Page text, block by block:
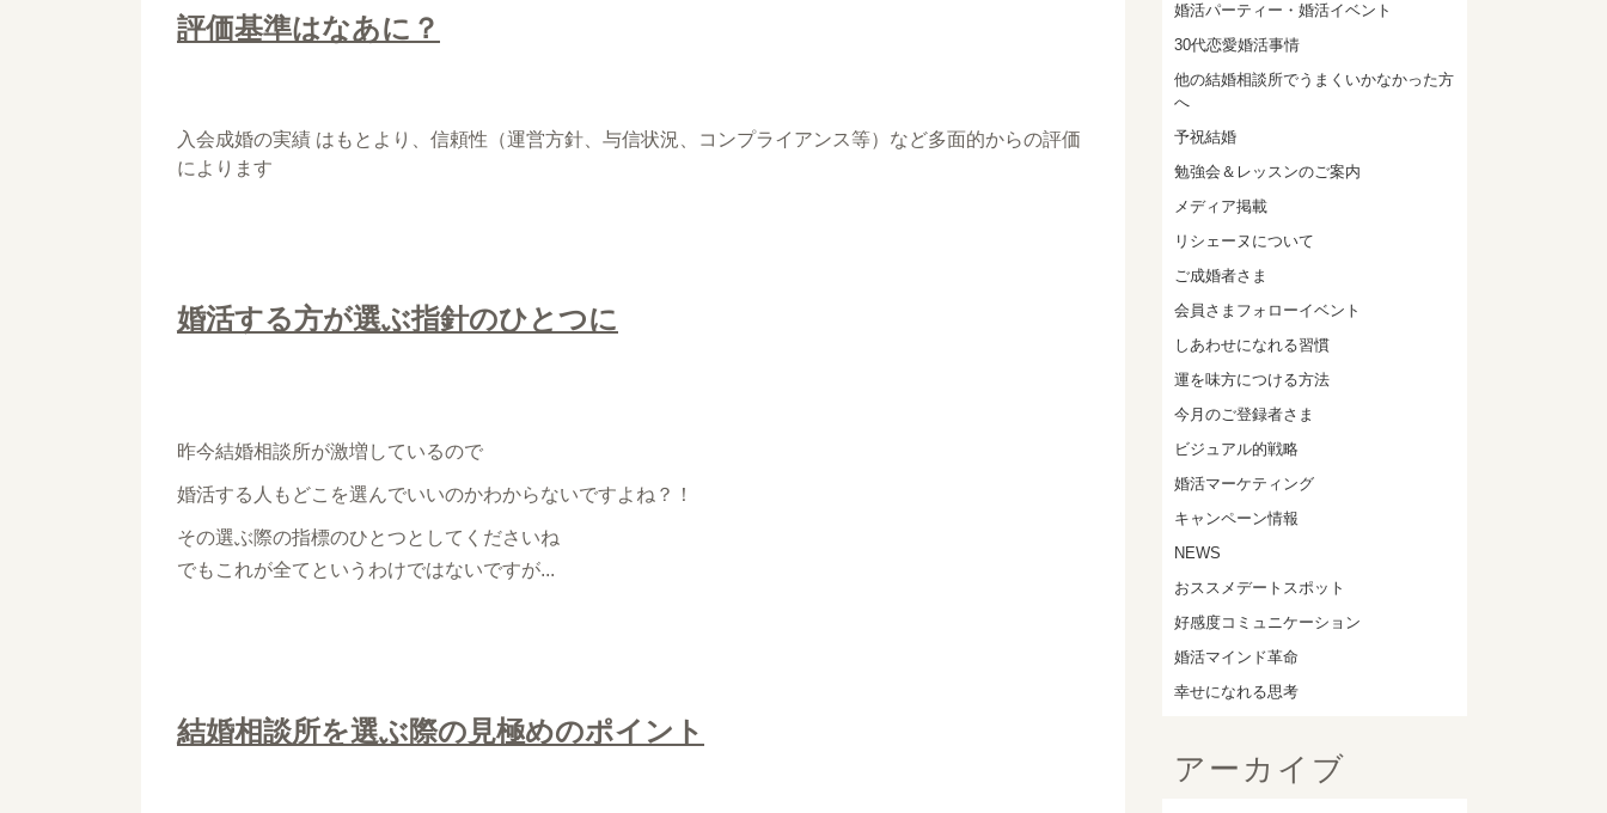
評価基準はなあに？
入会成婚の実績 はもとより、信頼性（運営方針、与信状況、コンプライアンス等）など多面的からの評価
によります
婚活する方が選ぶ指針のひとつに
昨今結婚相談所が激増しているので
婚活する人もどこを選んでいいのかわからないですよね？！
その選ぶ際の指標のひとつとしてくださいね
でもこれが全てというわけではないですが...
結婚相談所を選ぶ際の見極めのポイント
婚活パーティー・婚活イベント
30代恋愛婚活事情
他の結婚相談所でうまくいかなかった方
へ
予祝結婚
勉強会＆レッスンのご案内
メディア掲載
リシェーヌについて
ご成婚者さま
会員さまフォローイベント
しあわせになれる習慣
運を味方につける方法
今月のご登録者さま
ビジュアル的戦略
婚活マーケティング
キャンペーン情報
NEWS
おススメデートスポット
好感度コミュニケーション
婚活マインド革命
幸せになれる思考
アーカイブ